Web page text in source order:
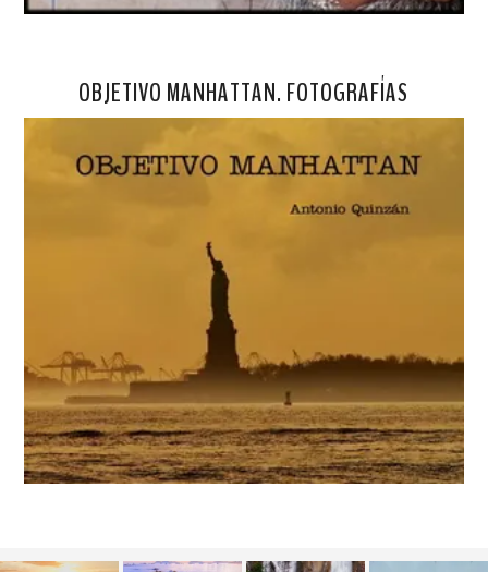
OBJETIVO MANHATTAN. FOTOGRAFÍAS